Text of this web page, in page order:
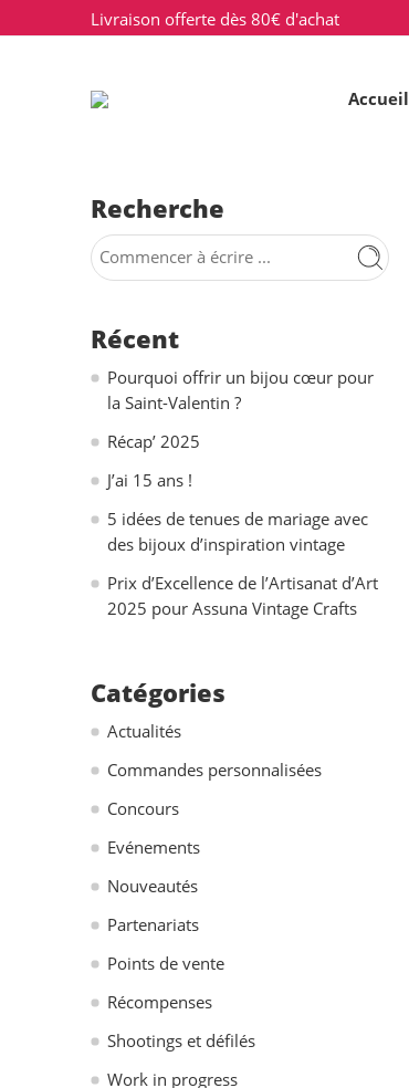
Livraison offerte dès 80€ d'achat
Accueil
Recherche
Récent
Pourquoi offrir un bijou cœur pour
la Saint-Valentin ?
Récap’ 2025
J’ai 15 ans !
5 idées de tenues de mariage avec
des bijoux d’inspiration vintage
Prix d’Excellence de l’Artisanat d’Art
2025 pour Assuna Vintage Crafts
Catégories
Actualités
Commandes personnalisées
Concours
Evénements
Nouveautés
Partenariats
Points de vente
Récompenses
Shootings et défilés
Work in progress